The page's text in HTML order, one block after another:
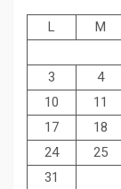
L M
3
4
10
11
17
18
24
25
31